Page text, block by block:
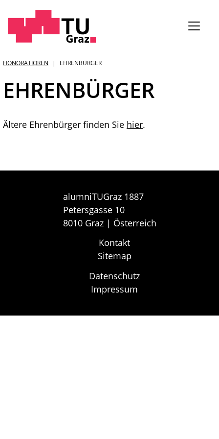
Sie
HONORATIOREN EHRENBÜRGER
EHRENBÜRGER
Ältere Ehrenbürger finden Sie hier.
alumniTUGraz 1887
Petersgasse 10
8010 Graz | Österreich
Kontakt
Sitemap
Datenschutz
Impressum